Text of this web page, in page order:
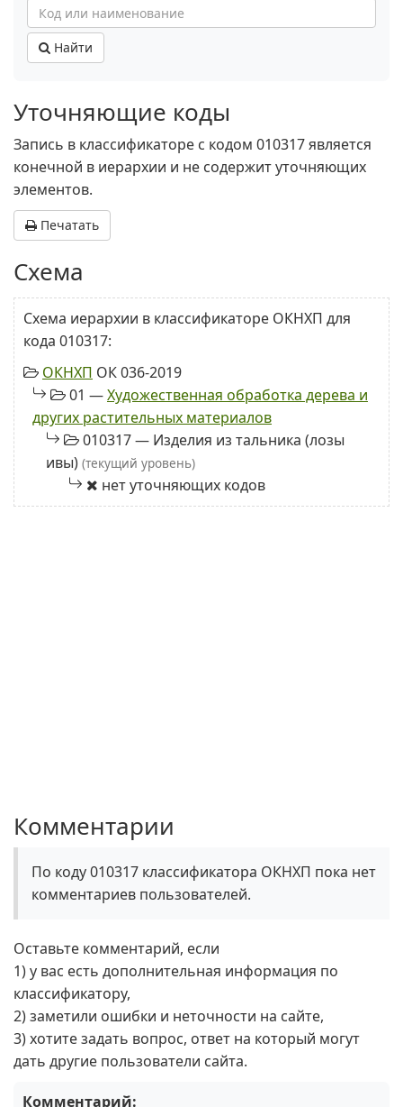
Найти
Уточняющие коды
Запись в классификаторе с кодом 010317 является
конечной в иерархии и не содержит уточняющих
элементов.
Печатать
Схема
Схема иерархии в классификаторе ОКНХП для
кода 010317:
ОКНХП ОК 036-2019
01 —Художественная обработка дерева и
других растительных материалов
010317 — Изделия из тальника (лозы
ивы) (текущий уровень)
нет уточняющих кодов
Комментарии
По коду 010317 классификатора ОКНХП пока нет
комментариев пользователей.
Оставьте комментарий, если
1) у вас есть дополнительная информация по
классификатору,
2) заметили ошибки и неточности на сайте,
3) хотите задать вопрос, ответ на который могут
дать другие пользователи сайта.
Комментарий: